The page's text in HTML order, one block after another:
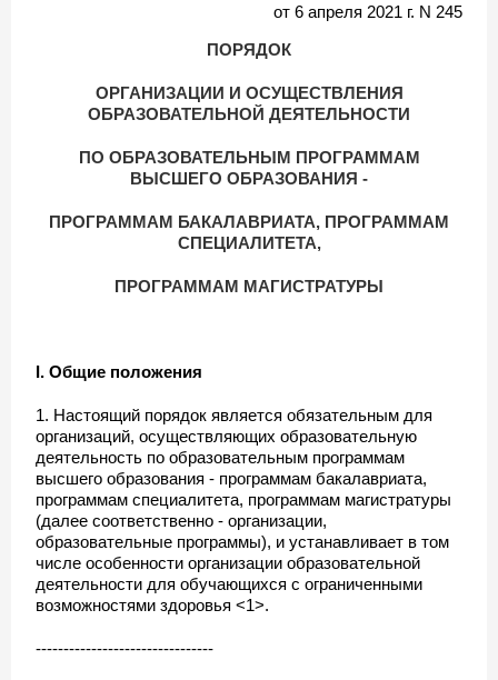
от 6 апреля 2021 г. N 245
ПОРЯДОК
ОРГАНИЗАЦИИ И ОСУЩЕСТВЛЕНИЯ
ОБРАЗОВАТЕЛЬНОЙ ДЕЯТЕЛЬНОСТИ
ПО ОБРАЗОВАТЕЛЬНЫМ ПРОГРАММАМ
ВЫСШЕГО ОБРАЗОВАНИЯ -
ПРОГРАММАМ БАКАЛАВРИАТА, ПРОГРАММАМ
СПЕЦИАЛИТЕТА,
ПРОГРАММАМ МАГИСТРАТУРЫ
I. Общие положения
1. Настоящий порядок является обязательным для
организаций, осуществляющих образовательную
деятельность по образовательным программам
высшего образования - программам бакалавриата,
программам специалитета, программам магистратуры
(далее соответственно - организации,
образовательные программы), и устанавливает в том
числе особенности организации образовательной
деятельности для обучающихся с ограниченными
возможностями здоровья <1>.
--------------------------------